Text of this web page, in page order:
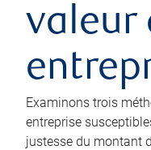
valeur
Examinons trois
entreprise
justesse du montant